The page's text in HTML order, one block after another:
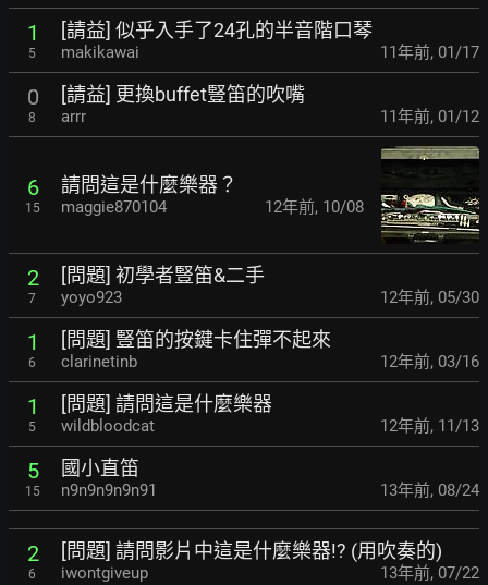
1
5
[請益] 似乎入手了24孔的半音階口琴
makikawai 11年前, 01/17
0
8
[請益] 更換buffet豎笛的吹嘴
arrr 11年前, 01/12
6
15
請問這是什麼樂器？
maggie870104 12年前, 10/08
2
7
[問題] 初學者豎笛&二手
yoyo923 12年前, 05/30
1
6
[問題] 豎笛的按鍵卡住彈不起來
clarinetinb 12年前, 03/16
1
5
[問題] 請問這是什麼樂器
wildbloodcat 12年前, 11/13
5
15
國小直笛
n9n9n9n9n91 13年前, 08/24
2
6
[問題] 請問影片中這是什麼樂器!? (用吹奏的)
iwontgiveup 13年前, 07/22